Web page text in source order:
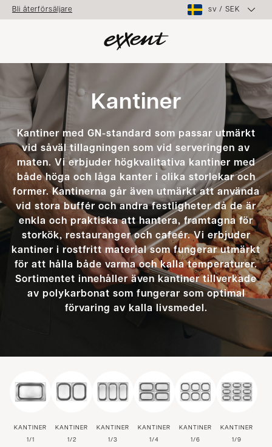
Bli återförsäljare sv / SEK
Kantiner
Kantiner med GN-standard som passar utmärkt
vid såväl tillagningen som vid serveringen av
maten. Vi erbjuder högkvalitativa kantiner med
både höga och låga kanter i olika storlekar och
former. Kantinerna går även utmärkt att använda
vid stora buffér och andra festligheter då de är
enkla och praktiska att hantera, framtagna för
storkök, restauranger och cafeér. Vi erbjuder
kantiner i rostfritt material som fungerar utmärkt
för att hålla både varma och kalla temperaturer.
Sortimentet innehåller även kantiner tillverkade
av polykarbonat som fungerar som optimal
förvaring av kalla livsmedel.
KANTINER
1/1
KANTINER
1/2
KANTINER
1/3
KANTINER
1/4
KANTINER
1/6
KANTINER
1/9